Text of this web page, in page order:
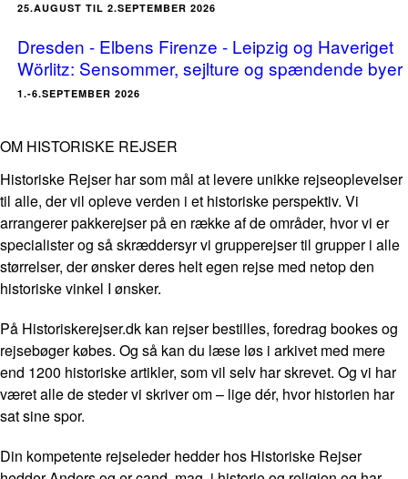
25.AUGUST TIL 2.SEPTEMBER 2026
Dresden - Elbens Firenze - Leipzig og Haveriget
Wörlitz: Sensommer, sejlture og spændende byer
1.-6.SEPTEMBER 2026
OM HISTORISKE REJSER
Historiske Rejser har som mål at levere unikke rejseoplevelser
til alle, der vil opleve verden i et historiske perspektiv. Vi
arrangerer pakkerejser på en række af de områder, hvor vi er
specialister og så skræddersyr vi grupperejser til grupper i alle
størrelser, der ønsker deres helt egen rejse med netop den
historiske vinkel I ønsker.
På Historiskerejser.dk kan rejser bestilles, foredrag bookes og
rejsebøger købes. Og så kan du læse løs i arkivet med mere
end 1200 historiske artikler, som vil selv har skrevet. Og vi har
været alle de steder vi skriver om – lige dér, hvor historien har
sat sine spor.
Din kompetente rejseleder hedder hos Historiske Rejser